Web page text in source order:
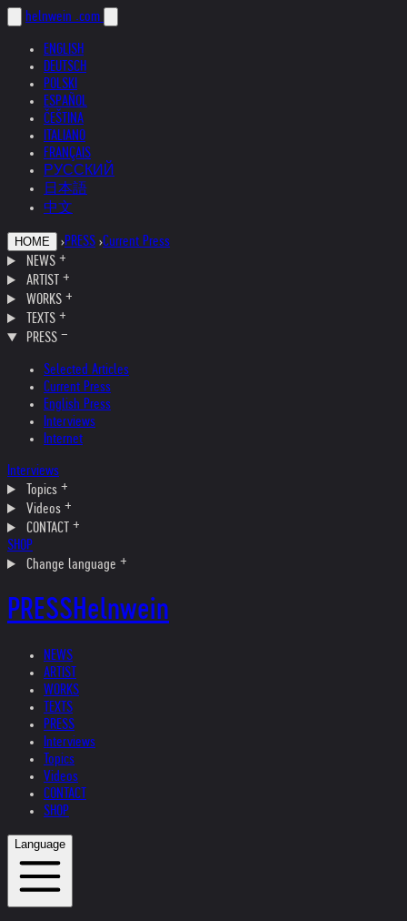
helnwein .com
ENGLISH
DEUTSCH
POLSKI
ESPAÑOL
ČEŠTINA
ITALIANO
FRANÇAIS
РУССКИЙ
日本語
中文
HOME ›PRESS ›Current Press
NEWS
ARTIST
WORKS
TEXTS
PRESS
Selected Articles
Current Press
English Press
Interviews
Internet
Interviews
Topics
Videos
CONTACT
SHOP
Change language
PRESSHelnwein
NEWS
ARTIST
WORKS
TEXTS
PRESS
Interviews
Topics
Videos
CONTACT
SHOP
Language